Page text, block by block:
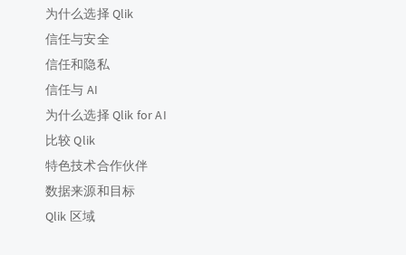
为什么选择 Qlik
信任与安全
信任和隐私
信任与 AI
为什么选择 Qlik for AI
比较 Qlik
特色技术合作伙伴
数据来源和目标
Qlik 区域